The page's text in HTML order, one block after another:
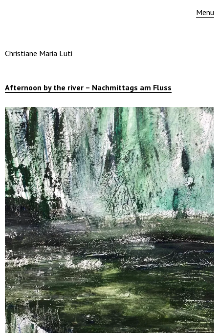
Menü
Christiane Maria Luti
Afternoon by the river – Nachmittags am Fluss